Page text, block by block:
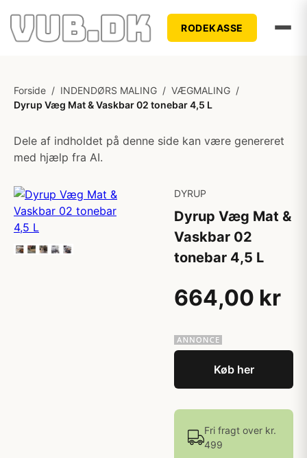
RODEKASSE
Forside / INDENDØRS MALING / VÆGMALING /
Dyrup Væg Mat & Vaskbar 02 tonebar 4,5 L
Dele af indholdet på denne side kan være genereret
med hjælp fra AI.
DYRUP
Dyrup Væg Mat &
Vaskbar 02
tonebar 4,5 L
664,00 kr
Køb her
Fri fragt over kr.
499